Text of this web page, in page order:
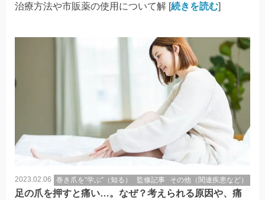
治療方法や市販薬の使用について解 [続きを読む]
2023.02.06 巻き爪を”学ぶ”（知る） 監修記事 その他（関連疾患など）
足の爪を押すと痛い…。なぜ？考えられる原因や、痛